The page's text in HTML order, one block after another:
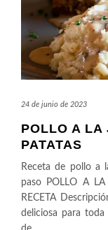
24 de junio de 2023
POLLO A LA
PATATAS
Receta de pollo a
paso POLLO A LA
RECETA
deliciosa para